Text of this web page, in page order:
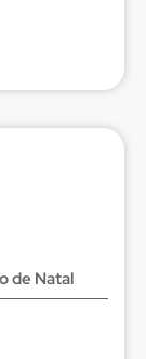
de Natal